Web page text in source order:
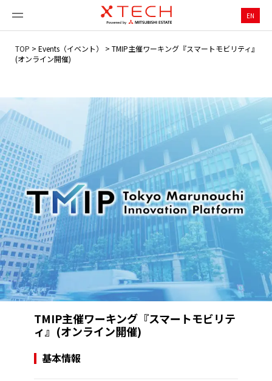
EN
TOP > Events（イベント） > TMIP主催ワーキング『スマートモビリティ』
(オンライン開催)
TMIP主催ワーキング『スマートモビリテ
ィ』(オンライン開催)
基本情報